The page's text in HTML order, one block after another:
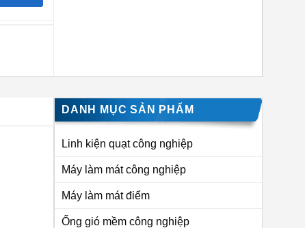
DANH MỤC SẢN PHẨM
Linh kiện quạt công nghiệp
Máy làm mát công nghiệp
Máy làm mát điểm
Ống gió mềm công nghiệp